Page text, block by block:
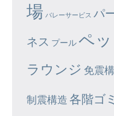
場 バレーサービス パ
ネス プール ペ
ラウンジ 免震
制震構造 各階ゴ